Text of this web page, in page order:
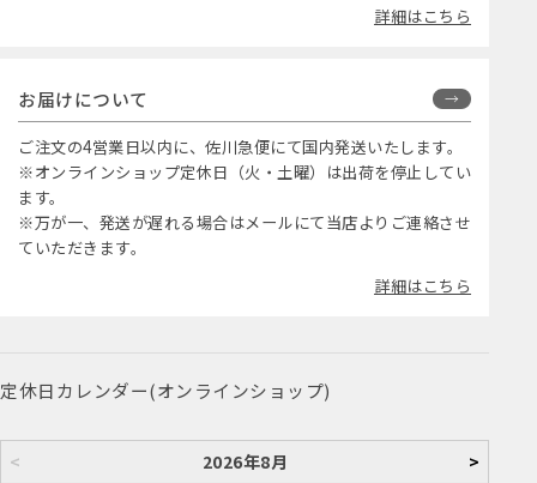
詳細はこちら
お届けについて
ご注文の4営業日以内に、佐川急便にて国内発送いたします。
※オンラインショップ定休日（火・土曜）は出荷を停止してい
ます。
※万が一、発送が遅れる場合はメールにて当店よりご連絡させ
ていただきます。
詳細はこちら
定休日カレンダー(オンラインショップ)
< 2026年8月 >